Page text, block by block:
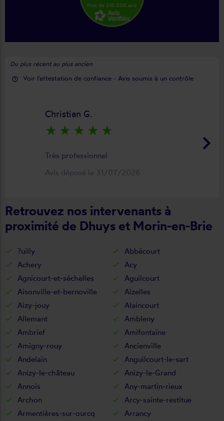
Plus de 210 000 avis
Du plus récent au plus ancien
help_outline Voir l'attestation de confiance - Avis soumis à un contrôle
keyboard_arrow_right
Christian G.
star_rate star_rate star_rate star_rate star_rate
Très professionnel
Avis déposé le 31/07/2026
Retrouvez nos intervenants à
proximité de Dhuys et Morin-en-Brie
?uilly
Abbécourt
Achery
Acy
Agnicourt-et-séchelles
Aguilcourt
Aisonville-et-bernoville
Aizelles
Aizy-jouy
Alaincourt
Allemant
Ambleny
Ambrief
Amifontaine
Amigny-rouy
Ancienville
Andelain
Anguilcourt-le-sart
Anizy-le-château
Anizy-le-Grand
Annois
Any-martin-rieux
Archon
Arcy-sainte-restitue
Armentières-sur-ourcq
Arrancy